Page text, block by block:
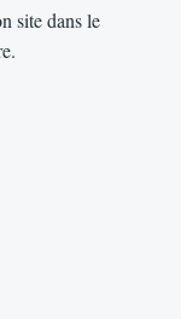
site dans le